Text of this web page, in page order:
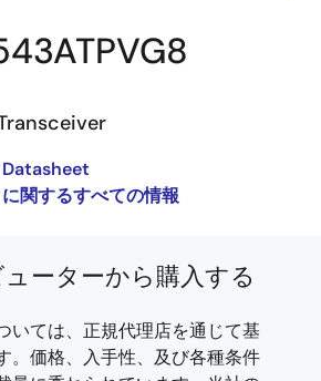
Datasheet
関するすべての情報
ーターから購入する
いては、正規代理店を通じて基
。価格、入手性、及び各種条件